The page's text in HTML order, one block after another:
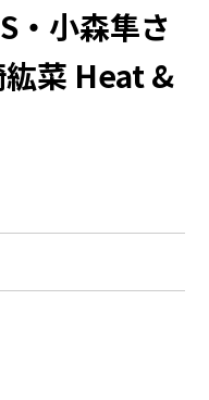
・小森隼さ
菜 Heat &